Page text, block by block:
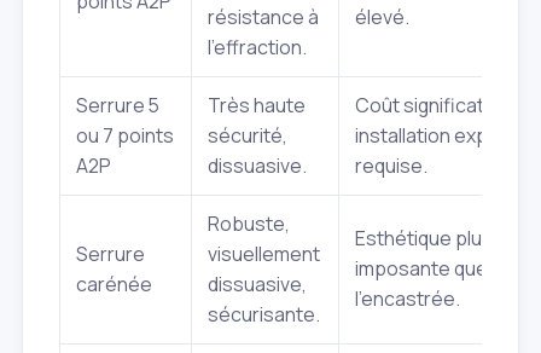
résistance à
l'effraction.
élevé.
Serrure 5
ou 7 points
A2P
Très haute
sécurité,
dissuasive.
Coût significatif,
installation experte
requise.
Serrure
carénée
Robuste,
visuellement
dissuasive,
sécurisante.
Esthétique plus
imposante que
l'encastrée.